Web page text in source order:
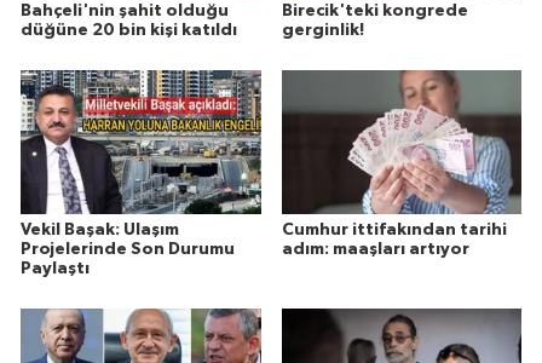
Bahçeli'nin şahit olduğu
düğüne 20 bin kişi katıldı
Birecik'teki kongrede
gerginlik!
Vekil Başak: Ulaşım
Projelerinde Son Durumu
Paylaştı
Cumhur ittifakından tarihi
adım: maaşları artıyor